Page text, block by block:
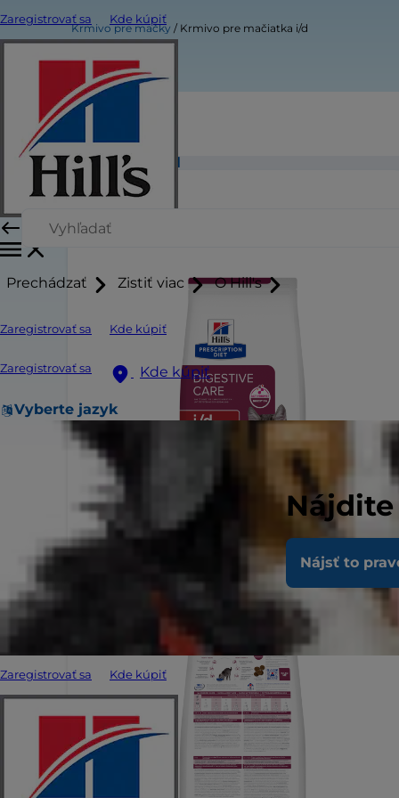
Zaregistrovať sa Kde kúpiť
Prechádzať Zistiť viac O Hill's
Zaregistrovať sa Kde kúpiť
Zaregistrovať sa Kde kúpiť
Vyberte jazyk
Nájsť to
Zaregistrovať sa Kde kúpiť
Krmivo pre mačky Krmivo pre mačiatka i/d
Krmivo pre mačiatka i/d